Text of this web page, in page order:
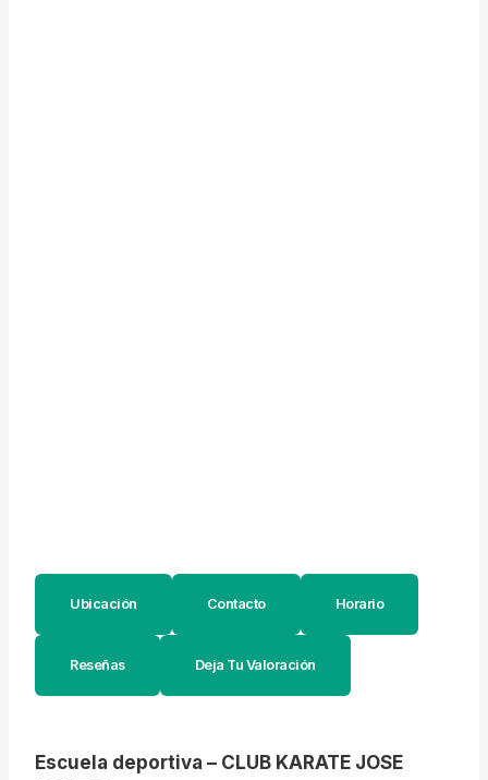
Ubicación Contacto Horario
Reseñas Deja Tu Valoración
Escuela deportiva – CLUB KARATE JOSE